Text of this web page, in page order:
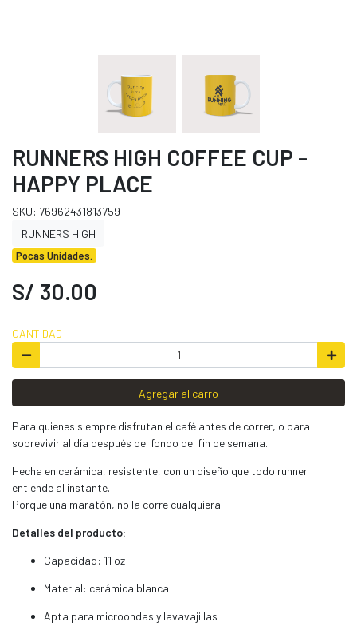
RUNNERS HIGH COFFEE CUP -
HAPPY PLACE
SKU: 76962431813759
RUNNERS HIGH
Pocas Unidades.
S/ 30.00
CANTIDAD
Agregar al carro
Para quienes siempre disfrutan el café antes de correr, o para
sobrevivir al día después del fondo del fin de semana.
Hecha en cerámica, resistente, con un diseño que todo runner
entiende al instante.
Porque una maratón, no la corre cualquiera.
Detalles del producto:
Capacidad: 11 oz
Material: cerámica blanca
Apta para microondas y lavavajillas